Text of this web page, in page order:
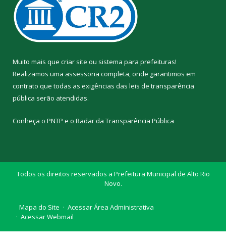
Muito mais que criar site ou sistema para prefeituras!
Realizamos uma assessoria completa, onde garantimos em
contrato que todas as exigências das leis de transparência
pública serão atendidas.
Conheça o PNTP e o Radar da Transparência Pública
Todos os direitos reservados a Prefeitura Municipal de Alto Rio
Novo.
Mapa do Site
Acessar Área Administrativa
Acessar Webmail